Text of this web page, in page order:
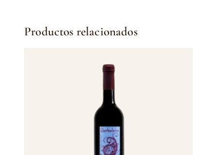
Productos relacionados